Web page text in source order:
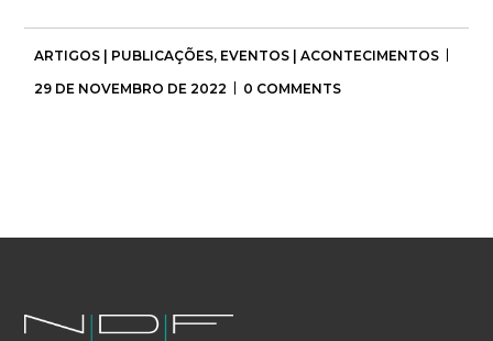
ARTIGOS | PUBLICAÇÕES, EVENTOS | ACONTECIMENTOS
29 DE NOVEMBRO DE 2022
0 COMMENTS